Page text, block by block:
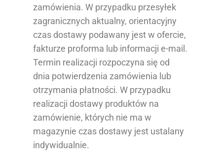
zamówienia. W przypadku przesyłek
zagranicznych aktualny, orientacyjny
czas dostawy podawany jest w ofercie,
fakturze proforma lub informacji e-mail.
Termin realizacji rozpoczyna się od
dnia potwierdzenia zamówienia lub
otrzymania płatności. W przypadku
realizacji dostawy produktów na
zamówienie, których nie ma w
magazynie czas dostawy jest ustalany
indywidualnie.